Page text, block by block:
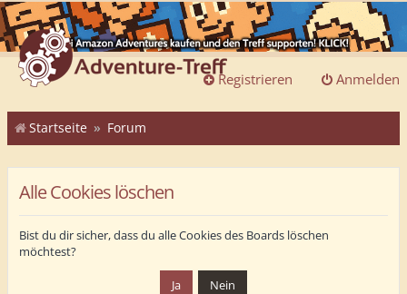
Anmelden
Registrieren
Startseite Forum
Alle Cookies löschen
Bist du dir sicher, dass du alle Cookies des Boards löschen
möchtest?